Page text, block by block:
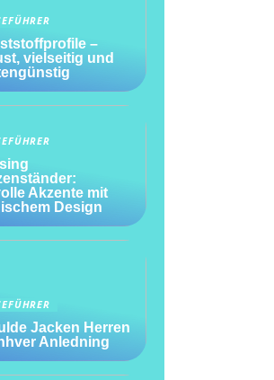
–
vielseitig und
Akzente mit
Design
Jacken Herren
Anledning